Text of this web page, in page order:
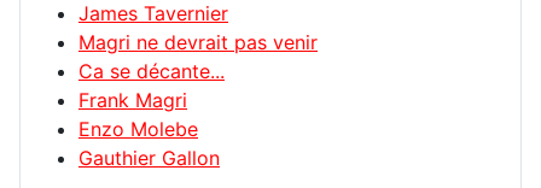
James Tavernier
Magri ne devrait pas venir
Ca se décante...
Frank Magri
Enzo Molebe
Gauthier Gallon